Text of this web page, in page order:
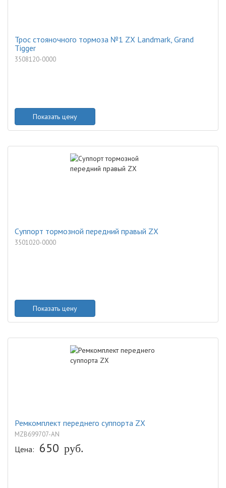
Трос стояночного тормоза №1 ZX Landmark, Grand
Tigger
3508120-0000
Показать цену
Суппорт тормозной передний правый ZX
3501020-0000
Показать цену
Ремкомплект переднего суппорта ZX
MZB699707-AN
Цена: 650 руб.